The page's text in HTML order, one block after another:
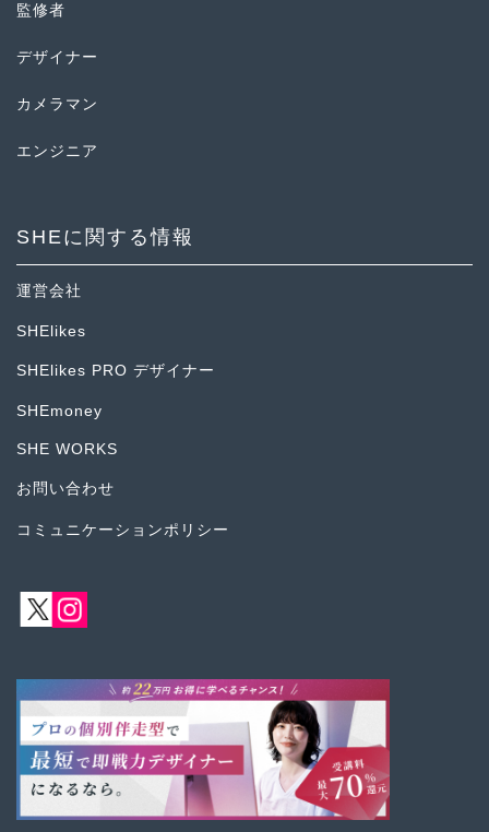
監修者
デザイナー
カメラマン
エンジニア
SHEに関する情報
運営会社
SHElikes
SHElikes PRO デザイナー
SHEmoney
SHE WORKS
お問い合わせ
コミュニケーションポリシー